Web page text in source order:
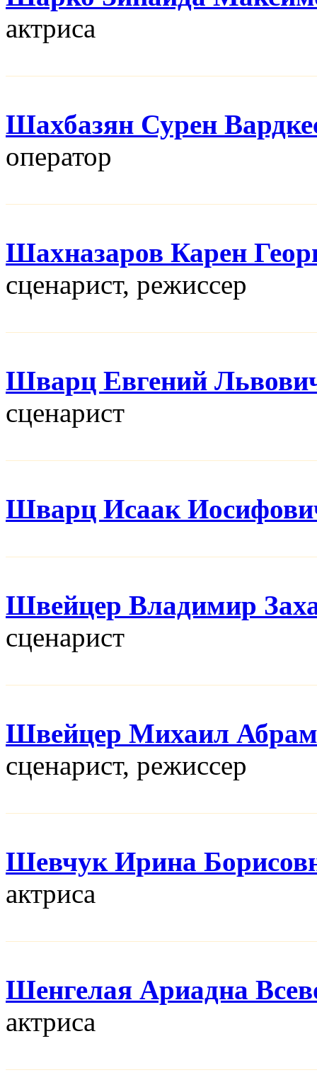
актриса
Шахбазян Сурен
оператор
Шахназаров Карен
сценарист, режисcер
Шварц Евгений
сценарист
Шварц Исаак
Швейцер Владимир
сценарист
Швейцер Михаил
сценарист, режисcер
Шевчук Ирина
актриса
Шенгелая Ариадна
актриса